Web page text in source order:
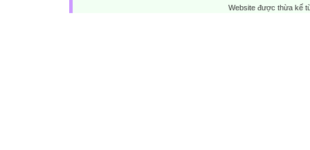
Website được thừa kế